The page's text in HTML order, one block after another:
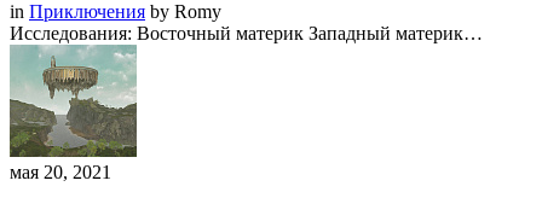
in Приключения by Romy
Исследования: Восточный материк Западный материк…
мая 20, 2021